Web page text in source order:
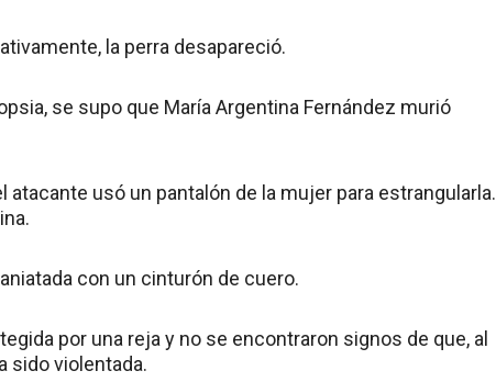
la perra desapareció.
se supo que María Argentina Fernández murió
usó un pantalón de la mujer para estrangularla.
con un cinturón de cuero.
por una reja y no se encontraron signos de que, al
sido violentada.